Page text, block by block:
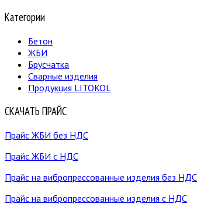
Категории
Бетон
ЖБИ
Брусчатка
Сварные изделия
Продукция LITOKOL
СКАЧАТЬ ПРАЙС
Прайс ЖБИ без НДС
Прайс ЖБИ с НДС
Прайс на вибропрессованные изделия без НДС
Прайс на вибропрессованные изделия с НДС